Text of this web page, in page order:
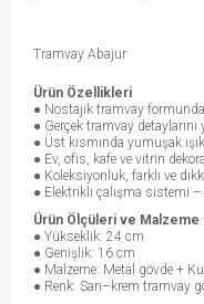
Tramvay Abajur
Ürün Özellikleri
● Nostajik tramvay
● Gerçek tramvay detaylarını
● Üst kısmında yumuşak
● Ev, ofis, kafe ve vitrin
● Koleksiyonluk, farklı ve
● Elektrikli çalışma sistemi –
Ürün Ölçüleri ve Malzeme
● Yükseklik: 24 cm
● Genişlik: 16 cm
● Malzeme: Metal gövde +
● Renk: Sarı–krem tramvay